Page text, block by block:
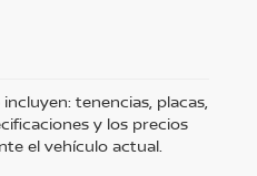
tenencias, placas,
y los precios
el vehículo actual.